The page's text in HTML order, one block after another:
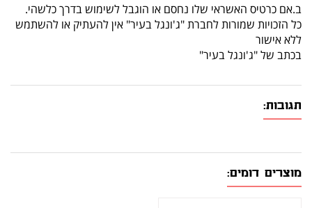
ב.אם כרטיס האשראי שלו נחסם או הוגבל לשימוש בדרך כלשהי.
כל הזכויות שמורות לחברת "ג'ונגל בעיר" אין להעתיק או להשתמש
ללא אישור
בכתב של "ג'ונגל בעיר"
תגובות:
מוצרים דומים: